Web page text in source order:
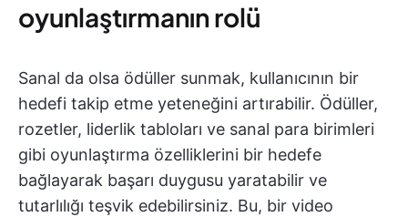
oyunlaştırmanın rolü
Sanal da olsa ödüller sunmak, kullanıcının bir
hedefi takip etme yeteneğini artırabilir. Ödüller,
rozetler, liderlik tabloları ve sanal para birimleri
gibi oyunlaştırma özelliklerini bir hedefe
bağlayarak başarı duygusu yaratabilir ve
tutarlılığı teşvik edebilirsiniz. Bu, bir video